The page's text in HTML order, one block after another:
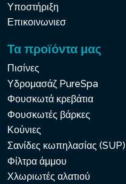
Υποστήριξη
Επικοινωνιεσ
Τα προϊόντα μας
Πισίνες
Υδρομασάζ PureSpa
Φουσκωτά κρεβάτια
Φουσκωτές βάρκες
Κούνιες
Σανίδες κωπηλασίας (SUP)
Φίλτρα άμμου
Χλωριωτές αλατιού